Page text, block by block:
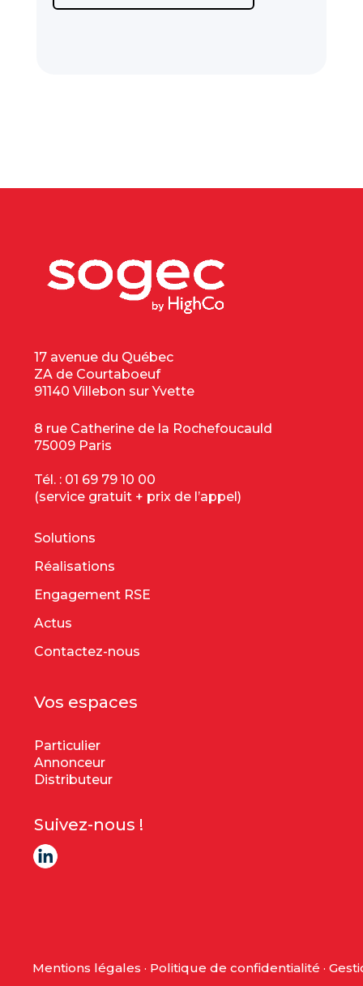
17 avenue du Québec
ZA de Courtaboeuf
91140 Villebon sur Yvette
8 rue Catherine de la Rochefoucauld
75009 Paris
Tél. : 01 69 79 10 00
(service gratuit + prix de l’appel)
Solutions
Réalisations
Engagement RSE
Actus
Contactez-nous
Vos espaces
Particulier
Annonceur
Distributeur
Suivez-nous !
Mentions légales · Politique de confidentialité ·